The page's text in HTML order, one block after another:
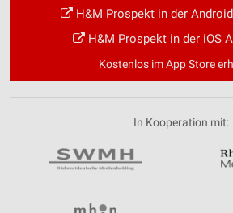
H&M Prospekt in der
H&M Prospekt in der iOS
Kostenlos im App Store
In Kooperation mit: